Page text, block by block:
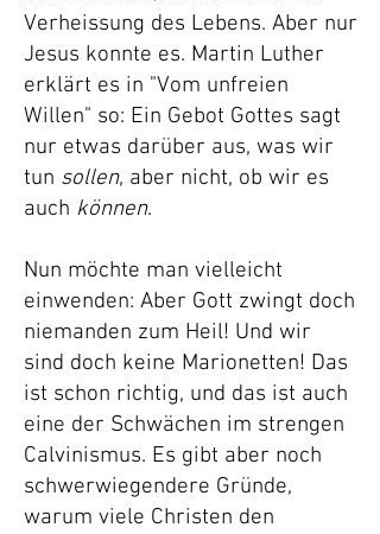
Verheissung des Lebens. Aber nur
Jesus konnte es. Martin Luther
erklärt es in "Vom unfreien
Willen" so: Ein Gebot Gottes sagt
nur etwas darüber aus, was wir
tun sollen, aber nicht, ob wir es
auch können.
Nun möchte man vielleicht
einwenden: Aber Gott zwingt doch
niemanden zum Heil! Und wir
sind doch keine Marionetten! Das
ist schon richtig, und das ist auch
eine der Schwächen im strengen
Calvinismus. Es gibt aber noch
schwerwiegendere Gründe,
warum viele Christen den